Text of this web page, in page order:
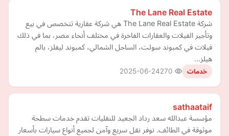
The Lane Real Estate
شركة The Lane Real Estate هي شركة عقارية تتخصص في بيع
وتأجير الفيلات والعقارات الفاخرة في مختلف أنحاء مصر، بما في ذلك
فيلات في كمبوند سولت، الساحل الشمالي، كمبوند ليفلز، بالم
هيلز…
خدمات 2025-06-24
sathaataif
مؤسسة عبدالله سعد رداد الجعيد للنقليات تقدم خدمات سطحة
موثوقة في الطائف. نوفر نقل سريع وآمن لجميع أنواع سيارات بأسعار